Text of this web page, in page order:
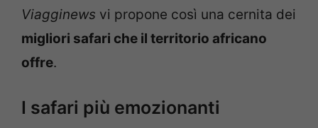
Viagginews vi propone così una cernita dei
migliori safari che il territorio africano
offre.
I safari più emozionanti